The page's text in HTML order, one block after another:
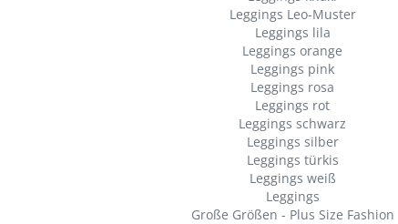
Leggings Leo-Muster
Leggings lila
Leggings orange
Leggings pink
Leggings rosa
Leggings rot
Leggings schwarz
Leggings silber
Leggings türkis
Leggings weiß
Leggings
Große Größen - Plus Size Fashion